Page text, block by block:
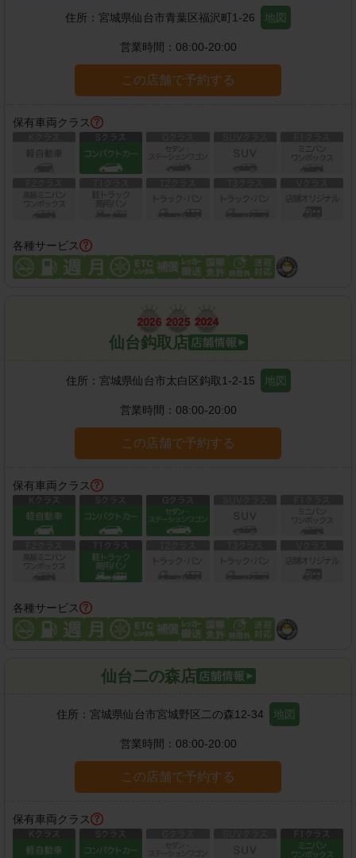
住所： 宮城県仙台市青葉区福沢町1-26 地図
営業時間： 08:00-20:00
この店舗で予約する
保有車両クラス
各種サービス
仙台鈎取店
住所： 宮城県仙台市太白区鈎取1-2-15 地図
営業時間： 08:00-20:00
この店舗で予約する
保有車両クラス
各種サービス
仙台二の森店
住所： 宮城県仙台市宮城野区二の森12-34 地図
営業時間： 08:00-20:00
この店舗で予約する
保有車両クラス